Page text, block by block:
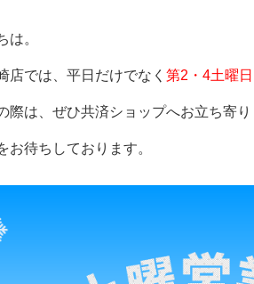
は。
店では、平日だけでなく 第2・4土曜日
際は、ぜひ共済ショップへお立ち寄
お待ちしております。